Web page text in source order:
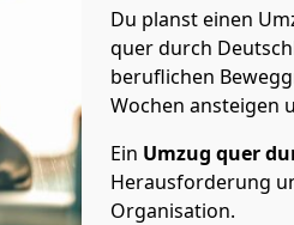
Du planst einen
quer durch
beruflichen
Wochen ansteigen
Ein Umzug quer
Herausforderung
Organisation.